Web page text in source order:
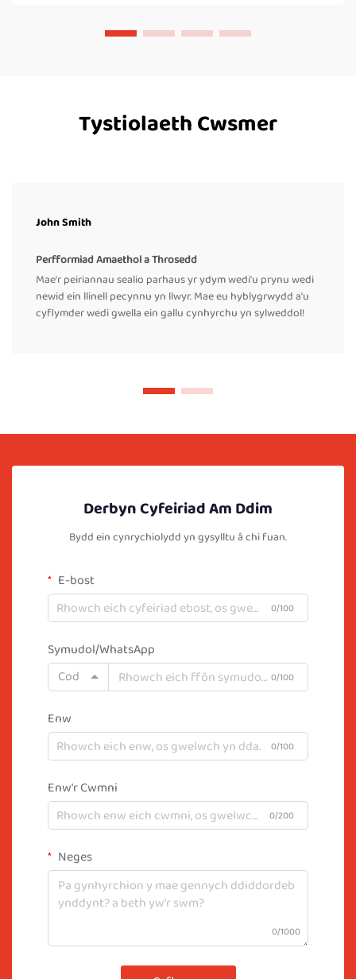
Tystiolaeth Cwsmer
John Smith
Perfformiad Amaethol a Throsedd
Mae'r peiriannau sealio parhaus yr ydym wedi'u prynu wedi
newid ein llinell pecynnu yn llwyr. Mae eu hyblygrwydd a'u
cyflymder wedi gwella ein gallu cynhyrchu yn sylweddol!
Derbyn Cyfeiriad Am Ddim
Bydd ein cynrychiolydd yn gysylltu â chi fuan.
E-bost
0/100
Symudol/WhatsApp
Cod
0/100
Enw
0/100
Enw'r Cwmni
0/200
Neges
0/1000